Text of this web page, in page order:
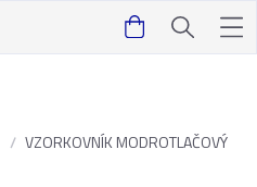
VZORKOVNÍK MODROTLAČOVÝ